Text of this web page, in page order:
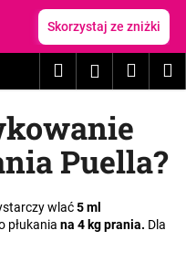
Skorzystaj ze zniżki
SzukajZaloguj
Puella?
wlać5 ml
płukania na 4 kg prania. Dla